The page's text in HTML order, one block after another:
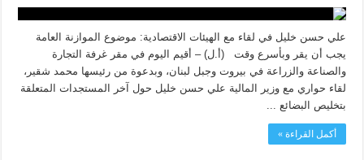
علي حسن خليل في لقاء مع الهيئات الاقتصادية: موضوع الموازنة العامة
يجب أن يقر وبأسرع وقت (أ.ل) – أقيم اليوم في مقر غرفة التجارة
والصناعة والزراعة في بيروت وجبل لبنان، وبدعوة من رئيسها محمد شقير،
لقاء حواري مع وزير المالية علي حسن خليل حول آخر المستجدات المتعلقة
بتخليص البضائع ...
أكمل القراءة »